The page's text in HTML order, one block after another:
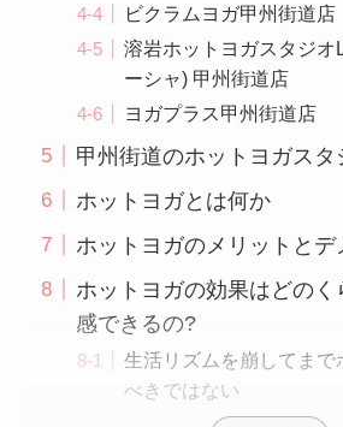
ビクラムヨガ甲州街道店
溶岩ホットヨガスタジオ
ーシャ) 甲州街道店
ヨガプラス甲州街道店
甲州街道のホットヨガス
ホットヨガとは何か
ホットヨガのメリットとデ
ホットヨガの効果はどのく
感できるの?
生活リズムを崩してまで
べきではない